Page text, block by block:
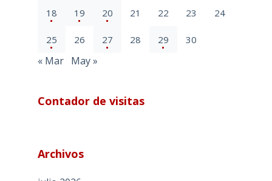
18 19 20 21 22 23 24
25 26 27 28 29 30
« Mar May »
Contador de visitas
Archivos